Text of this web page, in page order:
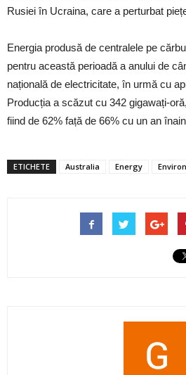
Rusiei în Ucraina, care a perturbat
Energia produsă de centralele pe
pentru această perioadă a anului de
națională de electricitate, în urmă cu
Producția a scăzut cu 342 gigawați-
fiind de 62% față de 66% cu un an
ETICHETE Australia Energy